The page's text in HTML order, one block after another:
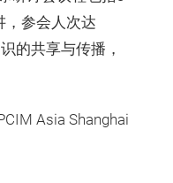
，参会人次达
的共享与传播，
Asia Shanghai